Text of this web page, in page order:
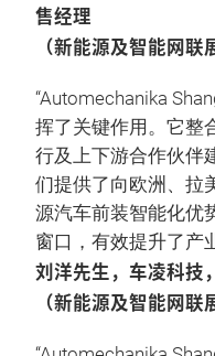
售经理
（新能源及智能网联
“Automechanika
挥了关键作用。它整
行及上下游合作伙伴
们提供了向欧洲、拉
源汽车前装智能化优
窗口，有效提升了产
刘洋先生，车凌科技
（新能源及智能网联